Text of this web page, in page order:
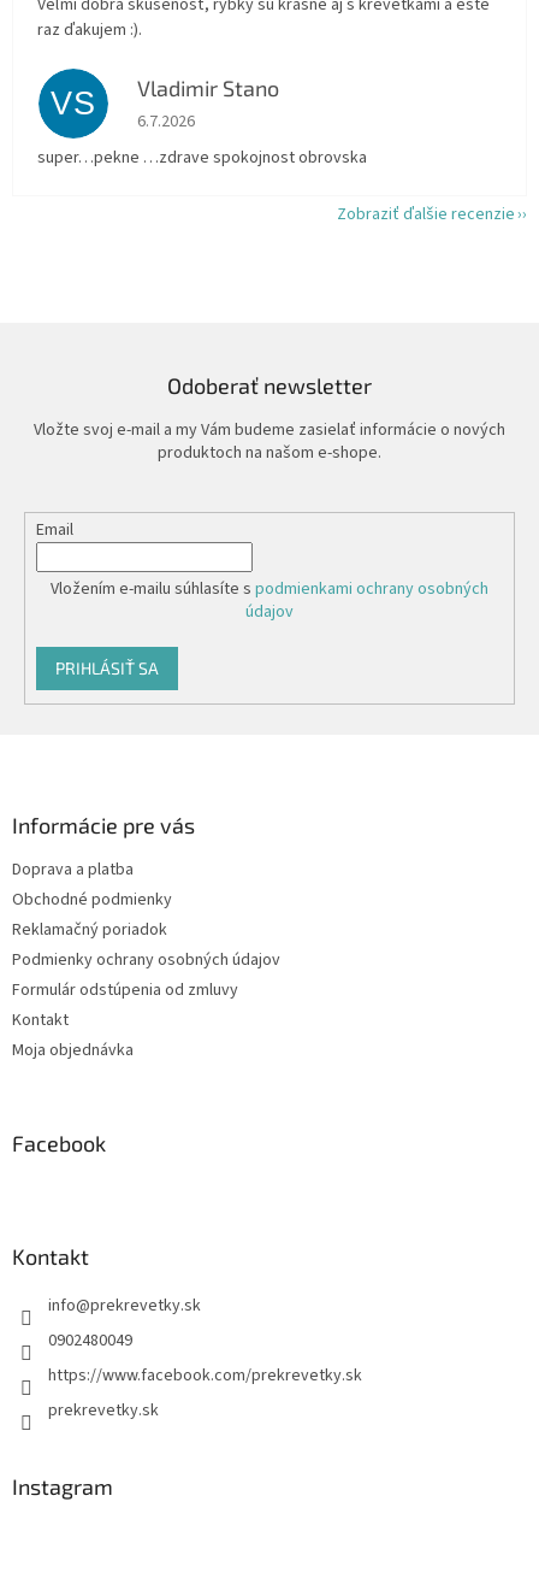
Veľmi dobrá skúsenosť, rybky sú krásne aj s krevetkami a ešte
raz ďakujem :).
VS Vladimir Stano
Hodnotenie obchodu je 5 z 5 hviezdičiek.
6.7.2026
super…pekne …zdrave spokojnost obrovska
Zobraziť ďalšie recenzie
Odoberať newsletter
Vložte svoj e-mail a my Vám budeme zasielať informácie o nových
produktoch na našom e-shope.
Email
Vložením e-mailu súhlasíte s podmienkami ochrany osobných
údajov
PRIHLÁSIŤ SA
Informácie pre vás
Doprava a platba
Obchodné podmienky
Reklamačný poriadok
Podmienky ochrany osobných údajov
Formulár odstúpenia od zmluvy
Kontakt
Moja objednávka
Facebook
Kontakt
info@prekrevetky.sk
0902480049
https://www.facebook.com/prekrevetky.sk
prekrevetky.sk
Instagram